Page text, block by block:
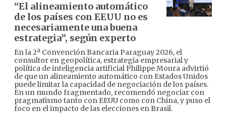
“El alineamiento automático
de los países con EEUU no es
necesariamente una buena
estrategia”, según experto
En la 2ª Convención Bancaria Paraguay 2026, el
consultor en geopolítica, estrategia empresarial y
política de inteligencia artificial Philippe Moura advirtió
de que un alineamiento automático con Estados Unidos
puede limitar la capacidad de negociación de los países.
En un mundo fragmentado, recomendó negociar con
pragmatismo tanto con EEUU como con China, y puso el
foco en el impacto de las elecciones en Brasil.